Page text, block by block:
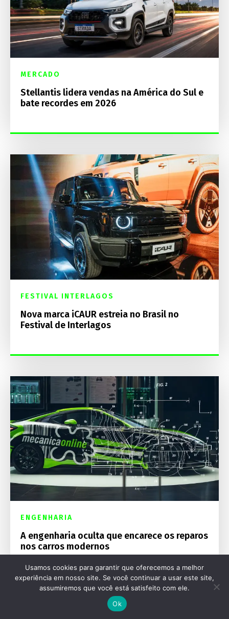
MERCADO
Stellantis lidera vendas na América do Sul e
bate recordes em 2026
FESTIVAL INTERLAGOS
Nova marca iCAUR estreia no Brasil no
Festival de Interlagos
ENGENHARIA
A engenharia oculta que encarece os reparos
nos carros modernos
Usamos cookies para garantir que oferecemos a melhor
experiência em nosso site. Se você continuar a usar este site,
assumiremos que você está satisfeito com ele.
Ok